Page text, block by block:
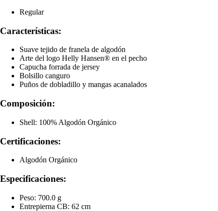
Regular
Características:
Suave tejido de franela de algodón
Arte del logo Helly Hansen® en el pecho
Capucha forrada de jersey
Bolsillo canguro
Puños de dobladillo y mangas acanalados
Composición:
Shell: 100% Algodón Orgánico
Certificaciones:
Algodón Orgánico
Especificaciones:
Peso: 700.0 g
Entrepierna CB: 62 cm